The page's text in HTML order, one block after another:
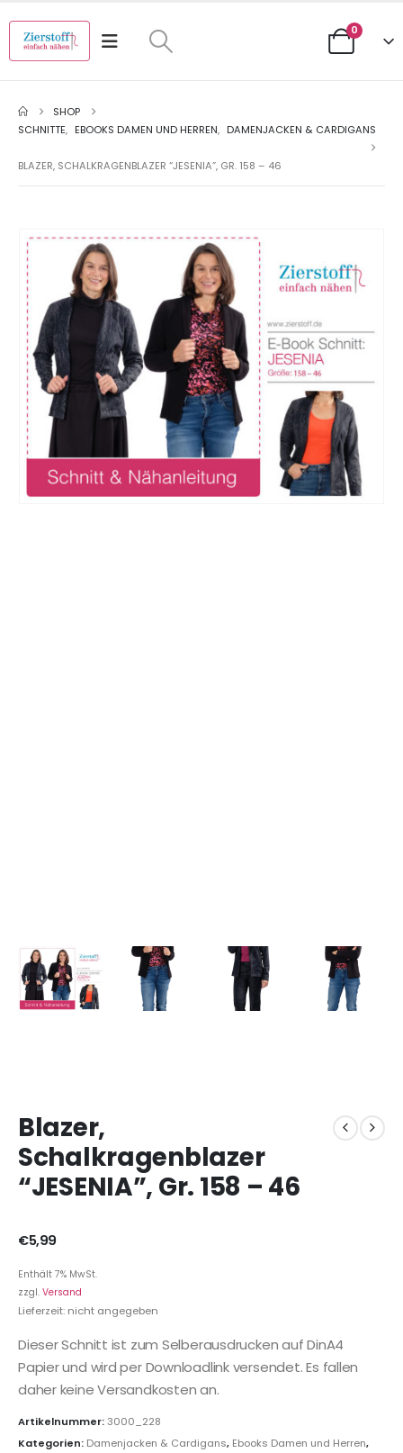
0
SHOP
SCHNITTE, EBOOKS DAMEN UND HERREN, DAMENJACKEN & CARDIGANS
BLAZER, SCHALKRAGENBLAZER “JESENIA”, GR. 158 – 46
Blazer,
Schalkragenblazer
“JESENIA”, Gr. 158 – 46
€5,99
Enthält 7% MwSt.
zzgl. Versand
Lieferzeit: nicht angegeben
Dieser Schnitt ist zum Selberausdrucken auf DinA4
Papier und wird per Downloadlink versendet. Es fallen
daher keine Versandkosten an.
Artikelnummer:3000_228
Kategorien: Damenjacken & Cardigans, Ebooks Damen und Herren,